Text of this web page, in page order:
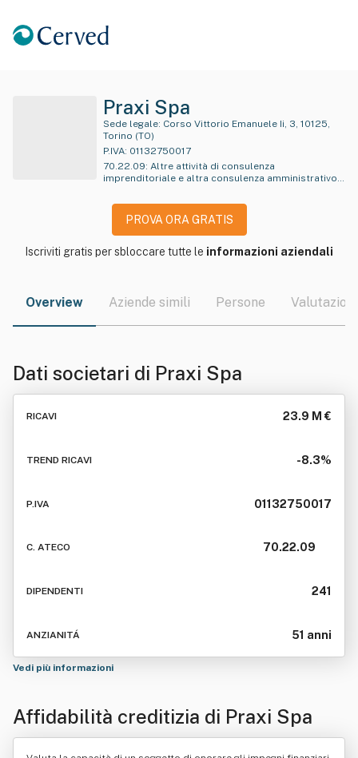
Praxi Spa
Sede legale:
Torino (TO)
P.IVA: 01132750017
70.22.09: Altre attività di consulenza
imprenditoriale e altra consulenza amministrativo-
PROVA ORA GRATIS
Iscriviti gratis per sbloccare tutte le informazioni aziendali
Overview Aziende simili Persone Valutazioni
Dati societari di Praxi Spa
RICAVI 23.9 M €
TREND RICAVI -8.3%
P.IVA 01132750017
C. ATECO 70.22.09
DIPENDENTI 241
ANZIANITÁ 51 anni
Vedi più informazioni
Affidabilità creditizia di Praxi Spa